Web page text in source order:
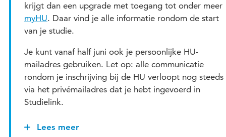
Lees meer op de studiekeuzecheck-pagina.
krijgt dan een upgrade met toegang tot onder meer
myHU. Daar vind je alle informatie rondom de start
van je studie.
Je kunt vanaf half juni ook je persoonlijke HU-
mailadres gebruiken. Let op: alle communicatie
rondom je inschrijving bij de HU verloopt nog steeds
via het privémailadres dat je hebt ingevoerd in
Studielink.
Heb je al eerder aan de HU gestudeerd? Dan houd
Lees meer